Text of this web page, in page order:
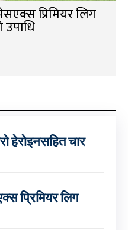
प्रिमियर लिग
हेरोइनसहित चार
प्रिमियर लिग